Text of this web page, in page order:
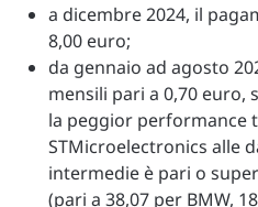
a dicembre 2024, il
8,00 euro;
da gennaio ad agosto
mensili pari a 0,70 euro,
la peggior performance
STMicroelectronics alle
intermedie è pari o
(pari a 38,07 per BMW,